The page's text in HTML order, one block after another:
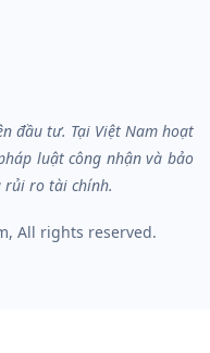
đầu tư. Tại Việt Nam hoạt
luật công nhận và bảo
rủi ro tài chính.
, All rights reserved.